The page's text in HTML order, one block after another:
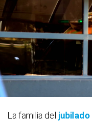
La familia del jubilado